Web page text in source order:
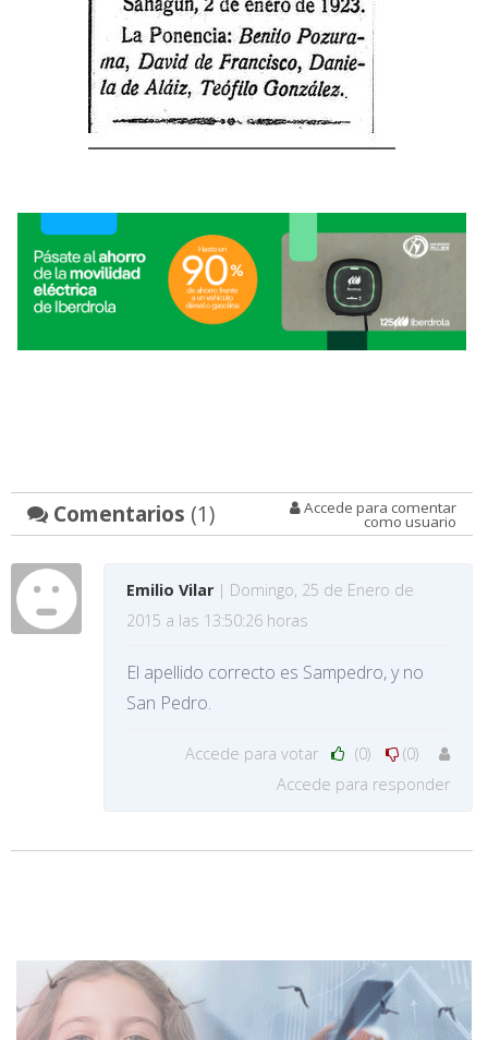
Comentarios (1) Accede para comentar
como usuario
Emilio Vilar | Domingo, 25 de Enero de
2015 a las 13:50:26 horas
El apellido correcto es Sampedro, y no
San Pedro.
Accede para votar (0)
(0)
Accede para responder